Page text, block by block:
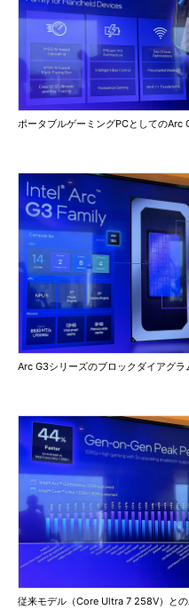
ポータブルゲーミングPCとしてのArc
Arc G3シリーズのブロックダイアグラ
従来モデル（Core Ultra 7 258V）と